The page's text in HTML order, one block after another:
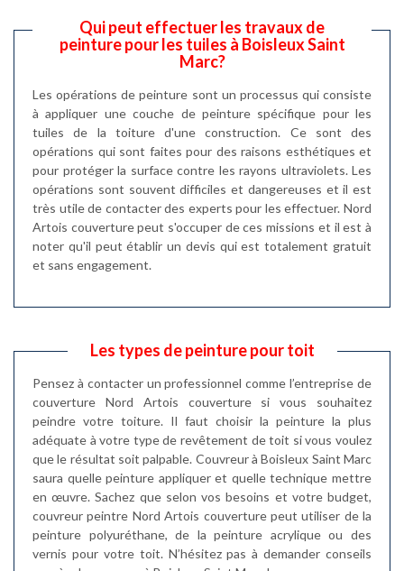
Qui peut effectuer les travaux de
peinture pour les tuiles à Boisleux Saint
Marc?
Les opérations de peinture sont un processus qui consiste
à appliquer une couche de peinture spécifique pour les
tuiles de la toiture d'une construction. Ce sont des
opérations qui sont faites pour des raisons esthétiques et
pour protéger la surface contre les rayons ultraviolets. Les
opérations sont souvent difficiles et dangereuses et il est
très utile de contacter des experts pour les effectuer. Nord
Artois couverture peut s'occuper de ces missions et il est à
noter qu'il peut établir un devis qui est totalement gratuit
et sans engagement.
Les types de peinture pour toit
Pensez à contacter un professionnel comme l’entreprise de
couverture Nord Artois couverture si vous souhaitez
peindre votre toiture. Il faut choisir la peinture la plus
adéquate à votre type de revêtement de toit si vous voulez
que le résultat soit palpable. Couvreur à Boisleux Saint Marc
saura quelle peinture appliquer et quelle technique mettre
en œuvre. Sachez que selon vos besoins et votre budget,
couvreur peintre Nord Artois couverture peut utiliser de la
peinture polyuréthane, de la peinture acrylique ou des
vernis pour votre toit. N’hésitez pas à demander conseils